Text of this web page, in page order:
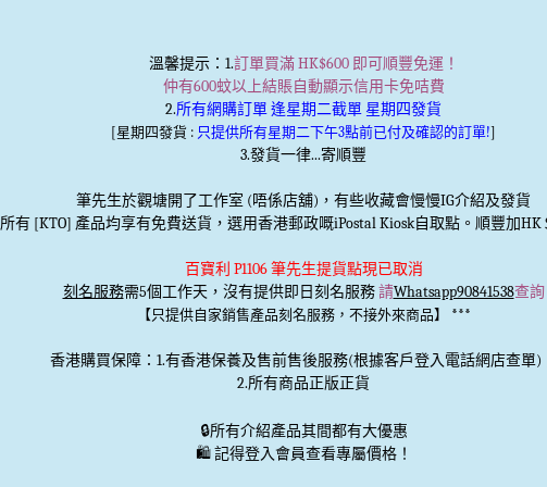
溫馨提示：1.訂單買滿 HK$600 即可順豐免運！
仲有600蚊以上結賬自動顯示信用卡免咭費
2.所有網購訂單 逢星期二截單 星期四發貨
[星期四發貨 : 只提供所有星期二下午3點前已付及確認的訂單!]
3.發貨一律...寄順豐
筆先生於觀塘開了工作室 (唔係店舖)，有些收藏會慢慢IG介紹及發貨
所有 [KTO] 產品均享有免費送貨，選用香港郵政嘅iPostal Kiosk自取點。順豐加HK
百寶利 P1106 筆先生提貨點現已取消
刻名服務需5個工作天，沒有提供即日刻名服務請Whatsapp90841538查詢
【只提供自家銷售產品刻名服務，不接外來商品】 ***
香港購買保障：1.有香港保養及售前售後服務(根據客戶登入電話網店查單)
2.所有商品正版正貨
🔒所有介紹產品其間都有大優惠
🛍️ 記得登入會員查看專屬價格！